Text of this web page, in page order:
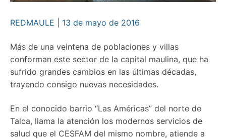
REDMAULE | 13 de mayo de 2016
Más de una veintena de poblaciones y villas
conforman este sector de la capital maulina, que ha
sufrido grandes cambios en las últimas décadas,
trayendo consigo nuevas necesidades.
En el conocido barrio “Las Américas” del norte de
Talca, llama la atención los modernos servicios de
salud que el CESFAM del mismo nombre, atiende a